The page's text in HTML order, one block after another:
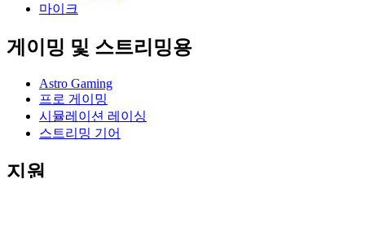
마이크
게이밍 및 스트리밍용
Astro Gaming
프로 게이밍
시뮬레이션 레이싱
스트리밍 기어
지원